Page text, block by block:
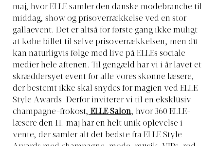
maj, hvor ELLE samler den danske modebranche til
middag, show og prisoverrækkelse ved en stor
gallaevent. Det er altså for første gang ikke muligt
at købe billet til selve prisoverrækkelsen, men du
kan naturligvis følge med live på ELLEs sociale
medier hele aftenen. Til gengæld har vi i år lavet et
skræddersyet event for alle vores skønne læsere,
der bestemt ikke skal snydes for magien ved ELLE
Style Awards. Derfor inviterer vi til en eksklusiv
champagne-frokost, ELLE Salon, hvor 360 ELLE-
læsere den 11. maj har en helt unik oplevelse i
vente, der samler alt det bedste fra ELLE Style